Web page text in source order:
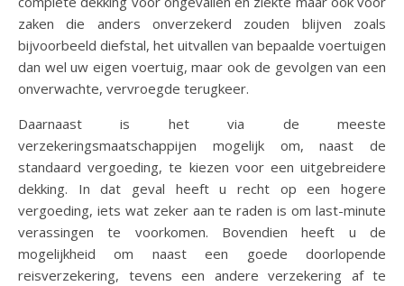
zaken die anders onverzekerd zouden blijven zoals
bijvoorbeeld diefstal, het uitvallen van bepaalde voertuigen
dan wel uw eigen voertuig, maar ook de gevolgen van een
onverwachte, vervroegde terugkeer.
Daarnaast is het via de meeste
verzekeringsmaatschappijen mogelijk om, naast de
standaard vergoeding, te kiezen voor een uitgebreidere
dekking. In dat geval heeft u recht op een hogere
vergoeding, iets wat zeker aan te raden is om last-minute
verassingen te voorkomen. Bovendien heeft u de
mogelijkheid om naast een goede doorlopende
reisverzekering, tevens een andere verzekering af te